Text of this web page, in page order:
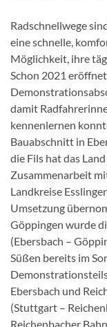
Radschnellwege
eine schnelle,
Möglichkeit, ihre
Schon 2021
damit
kennenlernen
Bauabschnitt in
die Fils hat das
Zusammenarbeit
Landkreise
Umsetzung
Göppingen wurde
(Ebersbach –
Süßen bereits im
Ebersbach und
(Stuttgart –
Reichenbacher